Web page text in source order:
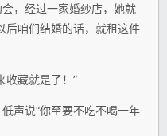
，经过一家婚纱店，她就
后咱们结婚的话，就租这件
收藏就是了！”
声说“你至要不吃不喝一年